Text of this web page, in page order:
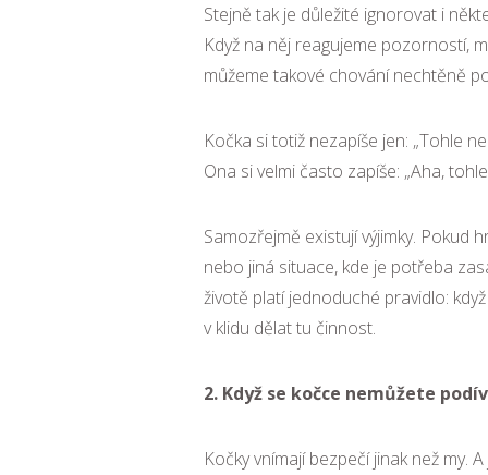
Stejně tak je důležité ignorovat i
Když na něj reagujeme pozorností,
můžeme takové chování nechtěně
Kočka si totiž nezapíše jen: „Tohle
Ona si velmi často zapíše: „Aha,
Samozřejmě existují výjimky. Pokud
nebo jiná situace, kde je potřeba
životě platí jednoduché pravidlo:
v klidu dělat tu činnost.
2. Když se kočce nemůžete
Kočky vnímají bezpečí jinak než my.